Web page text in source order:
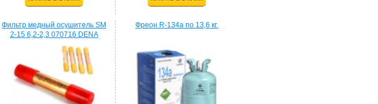
Фильтр медный осушитель SM
2-15 6,2-2,3 070716 DENA
Фреон R-134a по 13,6 кг.